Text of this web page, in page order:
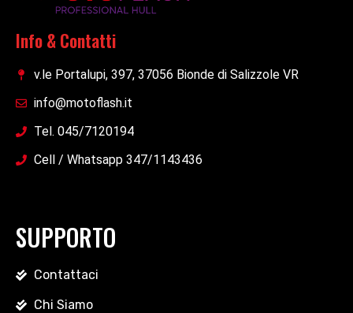
Info & Contatti
v.le Portalupi, 397, 37056 Bionde di Salizzole VR
info@motoflash.it
Tel. 045/7120194
Cell / Whatsapp 347/1143436
SUPPORTO
Contattaci
Chi Siamo